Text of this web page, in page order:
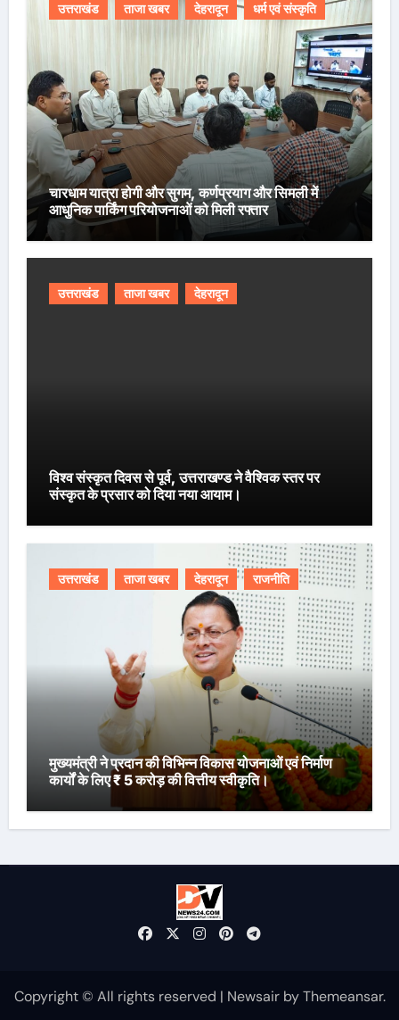
उत्तराखंड ताजा खबर देहरादून धर्म एवं संस्कृति
चारधाम यात्रा होगी और सुगम, कर्णप्रयाग और सिमली में
आधुनिक पार्किंग परियोजनाओं को मिली रफ्तार
उत्तराखंड ताजा खबर देहरादून
विश्व संस्कृत दिवस से पूर्व, उत्तराखण्ड ने वैश्विक स्तर पर
संस्कृत के प्रसार को दिया नया आयाम।
उत्तराखंड ताजा खबर देहरादून राजनीति
मुख्यमंत्री ने प्रदान की विभिन्न विकास योजनाओं एवं निर्माण
कार्यों के लिए ₹ 5 करोड़ की वित्तीय स्वीकृति।
Copyright © All rights reserved | NewsairbyThemeansar.